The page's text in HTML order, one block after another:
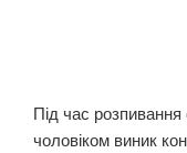
Під час розпивання
чоловіком виник